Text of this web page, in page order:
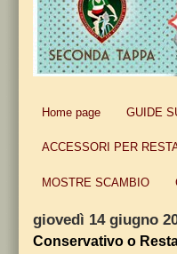
Home page GUIDE
ACCESSORI PER
MOSTRE SCAMBIO
giovedì 14 giugno
Conservativo o